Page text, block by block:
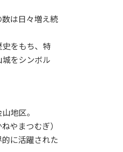
は日々増え続
をもち、特
をシンボル
地区。
やまつむぎ）
に活躍された